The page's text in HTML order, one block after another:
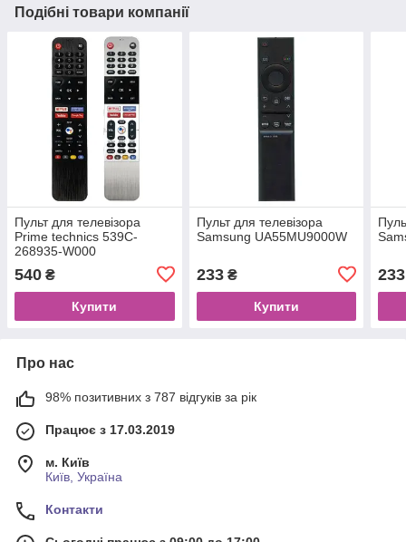
Подібні товари компанії
Пульт для телевізора
Prime technics 539C-
268935-W000
540 ₴
Купити
Пульт для телевізора
Samsung UA55MU9000W
233₴
Купити
233
Про нас
98% позитивних з 787 відгуків за рік
Працює з 17.03.2019
м. Київ
Київ, Україна
Контакти